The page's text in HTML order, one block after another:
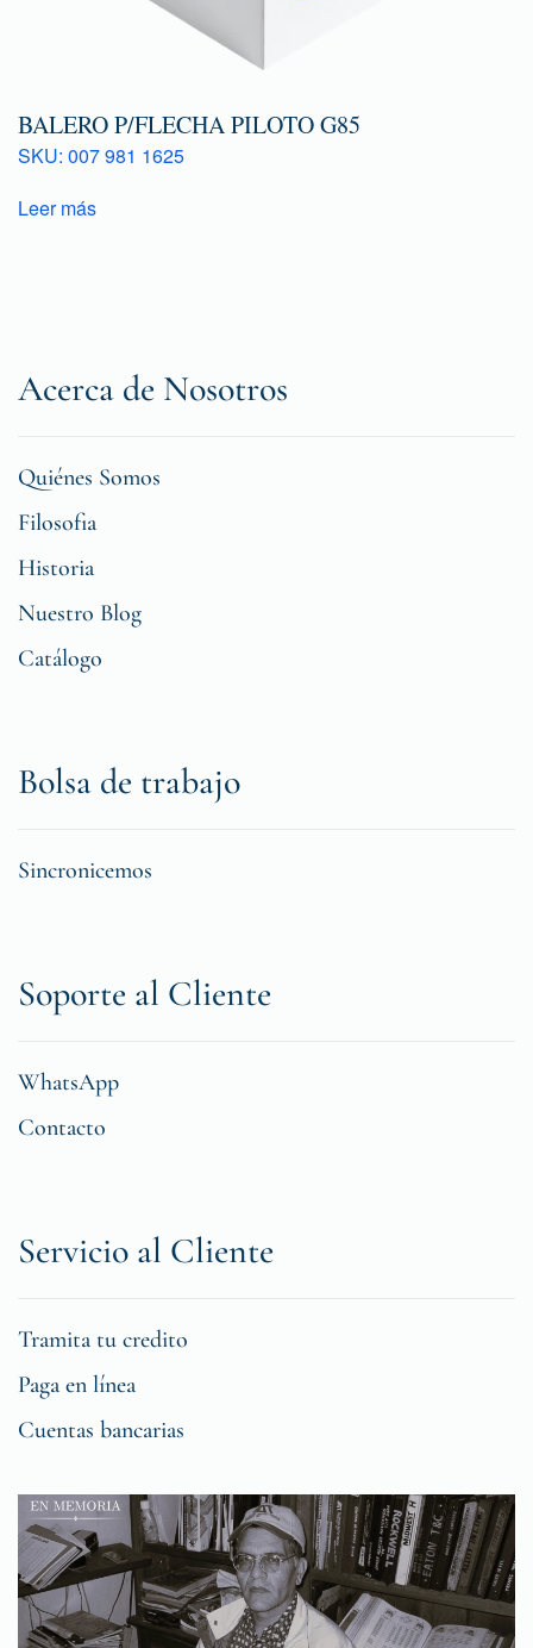
BALERO P/FLECHA PILOTO G85
SKU: 007 981 1625
Leer más
Acerca de Nosotros
Quiénes Somos
Filosofia
Historia
Nuestro Blog
Catálogo
Bolsa de trabajo
Sincronicemos
Soporte al Cliente
WhatsApp
Contacto
Servicio al Cliente
Tramita tu credito
Paga en línea
Cuentas bancarias